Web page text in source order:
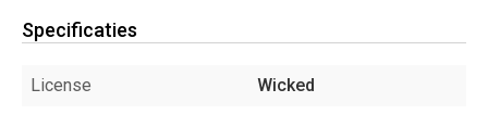
Specificaties
License Wicked